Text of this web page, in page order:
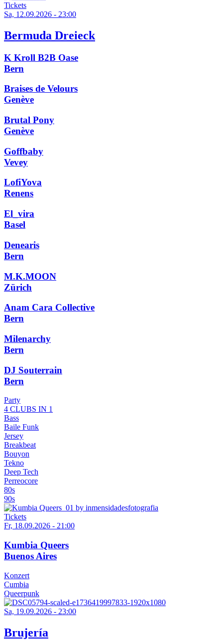
Tickets
Sa, 12.09.2026 - 23:00
Bermuda Dreieck
K Kroll B2B Oase
Bern
Braises de Velours
Genève
Brutal Pony
Genève
Goffbaby
Vevey
LofiYova
Renens
El_vira
Basel
Denearis
Bern
M.K.MOON
Zürich
Anam Cara Collective
Bern
Milenarchy
Bern
DJ Souterrain
Bern
Party
4 CLUBS IN 1
Bass
Baile Funk
Jersey
Breakbeat
Bouyon
Tekno
Deep Tech
Perreocore
80s
90s
Tickets
Fr, 18.09.2026 - 21:00
Kumbia Queers
Buenos Aires
Konzert
Cumbia
Queerpunk
Sa, 19.09.2026 - 23:00
Brujería